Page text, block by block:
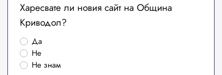
Харесвате ли новия сайт на Община
Криводол?
Да
Не
Не знам